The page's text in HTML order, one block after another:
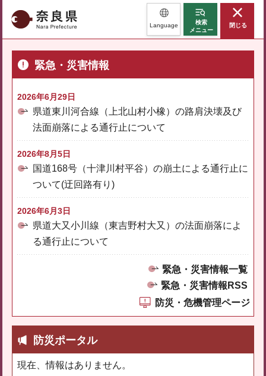
奈良県 Language
検索
メニュー
閉じる
緊急・災害情報
2026年6月29日
県道東川河合線（上北山村小橡）の路肩決壊及び
法面崩落による通行止について
2026年8月5日
国道168号（十津川村平谷）の崩土による通行止に
ついて(迂回路有り)
2026年6月3日
県道大又小川線（東吉野村大又）の法面崩落によ
る通行止について
緊急・災害情報一覧
緊急・災害情報RSS
防災・危機管理ページ
防災ポータル
現在、情報はありません。